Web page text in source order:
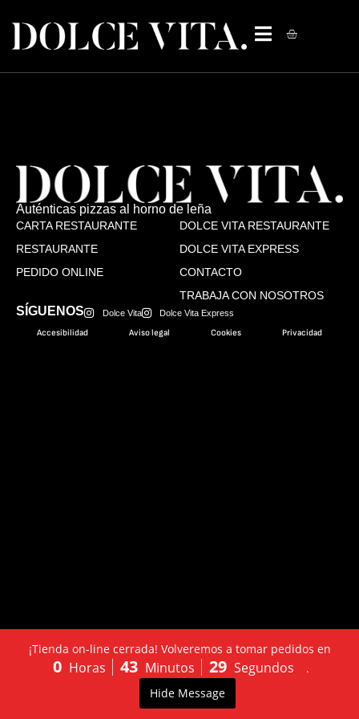
Auténticas pizzas al horno de leña
CARTA RESTAURANTE
RESTAURANTE
PEDIDO ONLINE
DOLCE VITA RESTAURANTE
DOLCE VITA EXPRESS
CONTACTO
TRABAJA CON NOSOTROS
SÍGUENOS Dolce Vita Dolce Vita Express
Accesibilidad Aviso legal Cookies Privacidad
PEDIDO
ONLINE
¡Tienda on-line cerrada! Volveremos a tomar pedidos en
0 Horas 43 Minutos 29 Segundos
.
Hide Message